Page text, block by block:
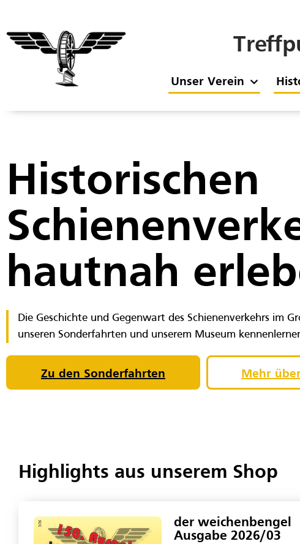
Unser Verein
Historischen
hautnah
Die Geschichte und Gegenwart des Schienenverkehrs im
unseren Sonderfahrten und unserem Museum
Zu den Sonderfahrten Mehr
Highlights aus unserem Shop
der weichenbengel
Ausgabe 2026/03